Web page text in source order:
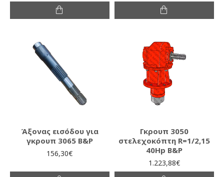
Άξονας εισόδου για
γκρουπ 3065 B&P
156,30€
Γκρουπ 3050
στελεχοκόπτη R=1/2,15
40Hp B&P
1.223,88€